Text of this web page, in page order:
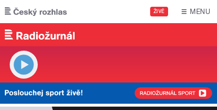
Přejít k hlavnímu obsahu
ŽIVĚ MENU